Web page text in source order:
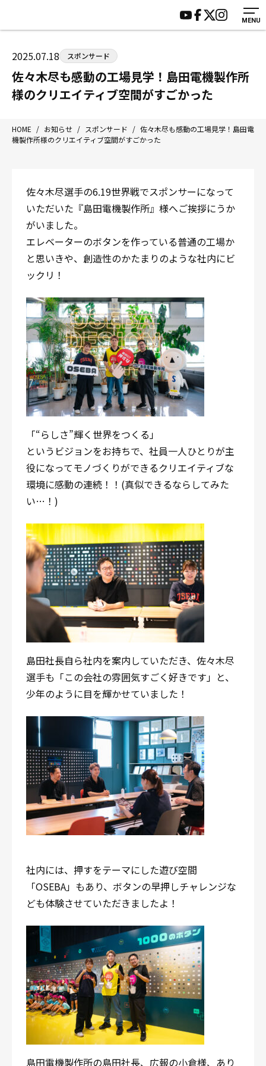
MENU
〒192-0072 東京都八王子市南町3-8 第2原嶋ビル1F
営業時間：月〜土 14:00〜22:00 / 日・祝 14:00〜19:00
HOME
ジムについて
トレーニング
アマ・スパー各大会・キッズ
入会案内
見学・1日体験
施設紹介
会員様の声
よくあるご質問
サポーター募集
お問い合わせ
2025.07.18 スポンサード
佐々木尽も感動の工場見学！島田電機製作所
様のクリエイティブ空間がすごかった
HOME / お知らせ / スポンサード / 佐々木尽も感動の工場見学！島田電
機製作所様のクリエイティブ空間がすごかった
佐々木尽選手の6.19世界戦でスポンサーになって
いただいた『島田電機製作所』様へご挨拶にうか
がいました。
エレベーターのボタンを作っている普通の工場か
と思いきや、創造性のかたまりのような社内にビ
ックリ！
「“らしさ”輝く世界をつくる」
というビジョンをお持ちで、社員一人ひとりが主
役になってモノづくりができるクリエイティブな
環境に感動の連続！！(真似できるならしてみた
い…！)
島田社長自ら社内を案内していただき、佐々木尽
選手も「この会社の雰囲気すごく好きです」と、
少年のように目を輝かせていました！
社内には、押すをテーマにした遊び空間
「OSEBA」もあり、ボタンの早押しチャレンジな
ども体験させていただきましたよ！
島田電機製作所の島田社長、広報の小倉様、あり